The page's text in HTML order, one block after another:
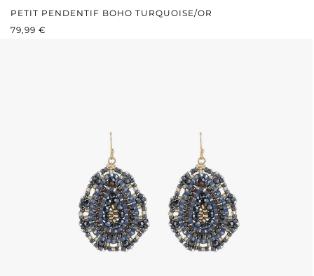
PETIT PENDENTIF BOHO TURQUOISE/OR
PRIX RÉGULIER :
79,99 €